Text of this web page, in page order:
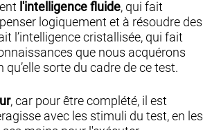
l'intelligence fluide, qui fait
logiquement et à résoudre des
l’intelligence cristallisée, qui fait
que nous acquérons
sorte du cadre de ce test.
, car pour être complété, il est
avec les stimuli du test, en les